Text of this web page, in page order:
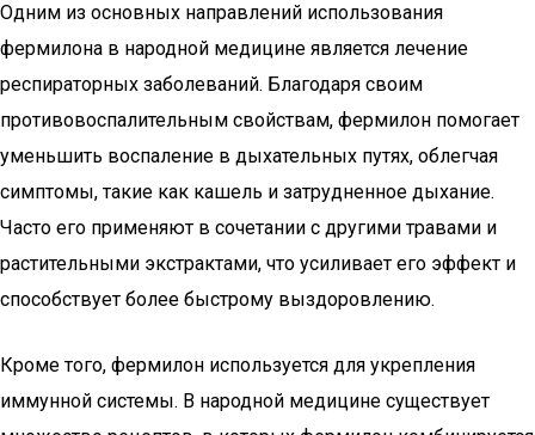
Одним из основных направлений использования
фермилона в народной медицине является лечение
респираторных заболеваний. Благодаря своим
противовоспалительным свойствам, фермилон помогает
уменьшить воспаление в дыхательных путях, облегчая
симптомы, такие как кашель и затрудненное дыхание.
Часто его применяют в сочетании с другими травами и
растительными экстрактами, что усиливает его эффект и
способствует более быстрому выздоровлению.
Кроме того, фермилон используется для укрепления
иммунной системы. В народной медицине существует